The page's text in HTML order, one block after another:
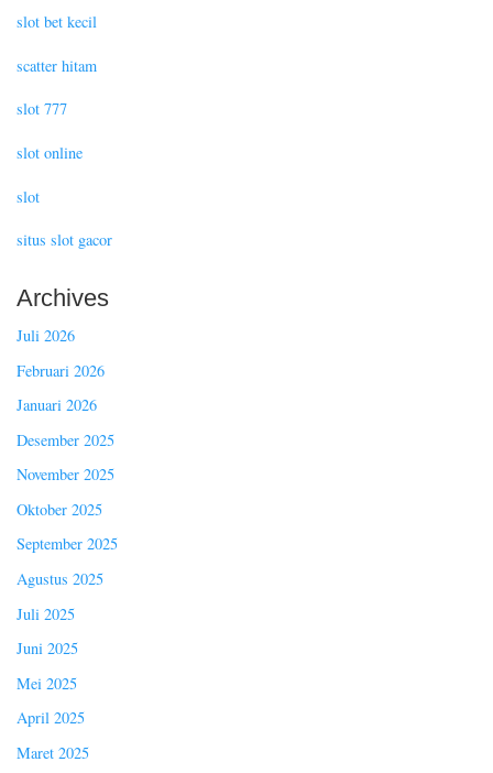
slot bet kecil
scatter hitam
slot 777
slot online
slot
situs slot gacor
Archives
Juli 2026
Februari 2026
Januari 2026
Desember 2025
November 2025
Oktober 2025
September 2025
Agustus 2025
Juli 2025
Juni 2025
Mei 2025
April 2025
Maret 2025